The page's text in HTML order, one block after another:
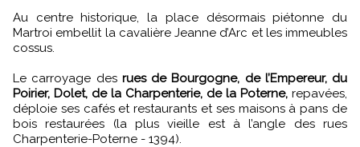
Au centre historique, la place désormais piétonne du
Martroi embellit la cavalière Jeanne d’Arc et les immeubles
cossus.
Le carroyage des rues de Bourgogne, de l’Empereur, du
Poirier, Dolet, de la Charpenterie, de la Poterne, repavées,
déploie ses cafés et restaurants et ses maisons à pans de
bois restaurées (la plus vieille est à l’angle des rues
Charpenterie-Poterne - 1394).